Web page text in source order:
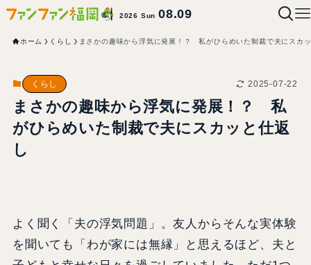
2026 Sun08.09
ホーム くらし まさかの趣味から浮気に発展！？ 私がひらめいた制裁で夫にスカ
くらし 2025-07-22
まさかの趣味から浮気に発展！？ 私
がひらめいた制裁で夫にスカッと仕返
し
よく聞く「夫の浮気問題」。友人からそんな実体験
を聞いても「わが家には無縁」と思えるほど、夫と